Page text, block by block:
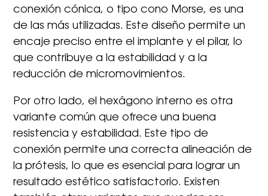
conexión cónica, o tipo cono Morse, es una
de las más utilizadas. Este diseño permite un
encaje preciso entre el implante y el pilar, lo
que contribuye a la estabilidad y a la
reducción de micromovimientos.
Por otro lado, el hexágono interno es otra
variante común que ofrece una buena
resistencia y estabilidad. Este tipo de
conexión permite una correcta alineación de
la prótesis, lo que es esencial para lograr un
resultado estético satisfactorio. Existen